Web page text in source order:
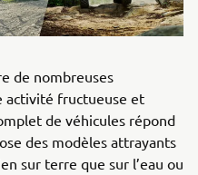
de nombreuses
activité fructueuse et
de véhicules répond
des modèles attrayants
sur terre que sur l’eau ou